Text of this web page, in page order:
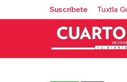
Suscríbete Tuxtla